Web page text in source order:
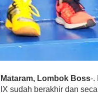
Mataram, Lombok Boss-.
IX sudah berakhir dan